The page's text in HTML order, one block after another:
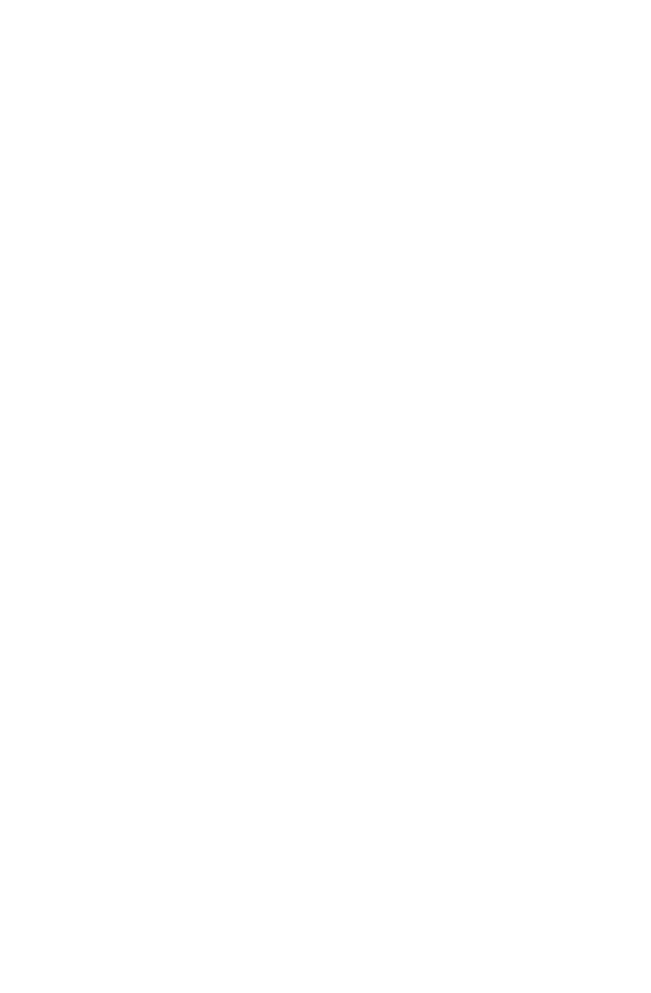
Versicherungsvertreter mit Erlaubnis nach § 34 d Abs.
§ 34 d Gewerbeordnung (GewO), §§ 59 – 68
(VVG), Verordnung über die
im-internet.de
34f GewO
von Berlin Ordnungs- und Gewerbeamt
177
D-F-107-M7XN-58
Finanzanlagenvermittler nach § 34f Abs. 1 Satz 1 Nr. 1
§ 34 f Gewerbeordnung (GewO), Verordnung
und -beratung (VersVermV), abrufbar unter
34i GewO